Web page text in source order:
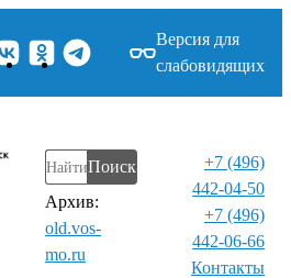
Версия для
слабовидящих
Поиск
Архив:
old.vos-
mo.ru
+7 (496)
442-04-50
+7 (496)
442-06-66
Контакты⁠